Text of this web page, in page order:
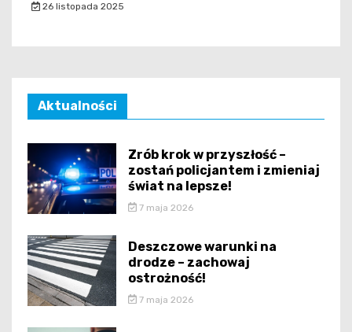
26 listopada 2025
Aktualności
Zrób krok w przyszłość –
zostań policjantem i zmieniaj
świat na lepsze!
7 maja 2026
Deszczowe warunki na
drodze – zachowaj
ostrożność!
7 maja 2026